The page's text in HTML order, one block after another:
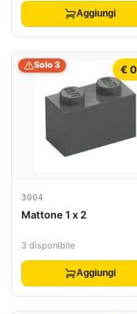
Aggiungi
€
Solo 3
3004
Mattone 1 x 2
3 disponibile
Aggiungi